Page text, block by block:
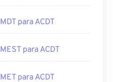
MDT para ACDT
MEST para ACDT
MET para ACDT